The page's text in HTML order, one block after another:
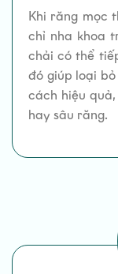
Khi răng mọc
chỉ nha khoa
chải có thể
đó giúp loại
cách hiệu
hay sâu răng.